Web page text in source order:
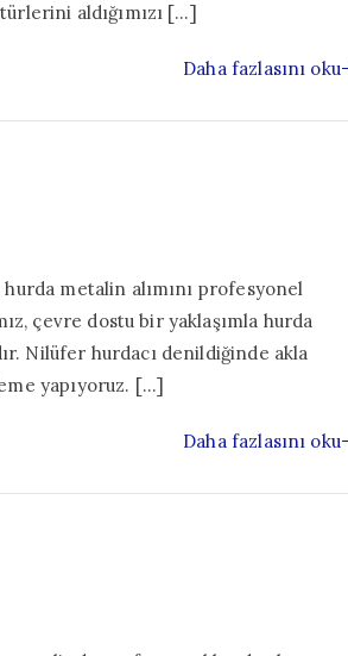
aldığımızı […]
Daha fazlasını oku
metalin alımını profesyonel
çevre dostu bir yaklaşımla hurda
Nilüfer hurdacı denildiğinde akla
yapıyoruz. […]
Daha fazlasını oku